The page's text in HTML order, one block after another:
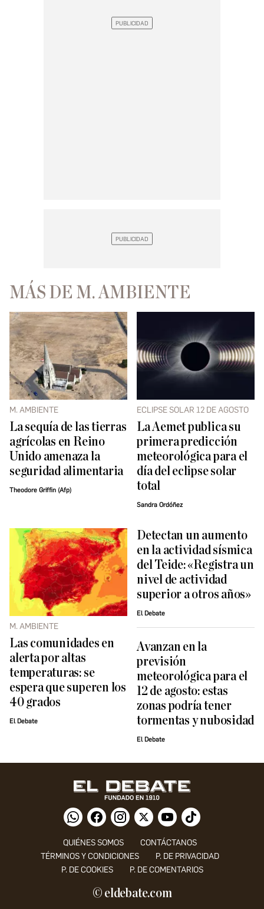
MÁS DE M. AMBIENTE
M. AMBIENTE
La sequía de las tierras
agrícolas en Reino
Unido amenaza la
seguridad alimentaria
Theodore Griffin (Afp)
ECLIPSE SOLAR 12 DE AGOSTO
La Aemet publica su
primera predicción
meteorológica para el
día del eclipse solar
total
Sandra Ordóñez
M. AMBIENTE
Las comunidades en
alerta por altas
temperaturas: se
espera que superen los
40 grados
El Debate
Detectan un aumento
en la actividad sísmica
del Teide: «Registra un
nivel de actividad
superior a otros años»
El Debate
Avanzan en la
previsión
meteorológica para el
12 de agosto: estas
zonas podría tener
tormentas y nubosidad
El Debate
QUIÉNES SOMOS
CONTÁCTANOS
TÉRMINOS Y CONDICIONES
P. DE PRIVACIDAD
P. DE COOKIES
P. DE COMENTARIOS
© eldebate.com